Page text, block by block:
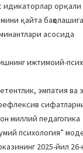
орқали
қайта
асосида
ижтимоий-
эмпатия ва
миллий педагогика
психология”
2025-йил